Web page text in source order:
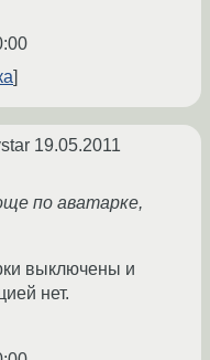
19.05.2011
по аватарке,
выключены и
нет.